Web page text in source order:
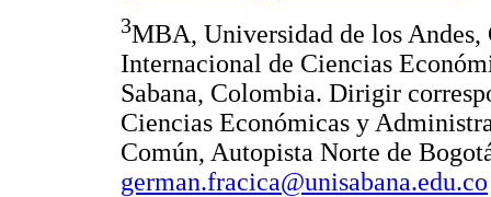
3MBA, Universidad de los
Internacional de Ciencias
Sabana, Colombia. Dirigir
Ciencias Económicas y
Común, Autopista Norte de
german.fracica@unisabana.edu.co